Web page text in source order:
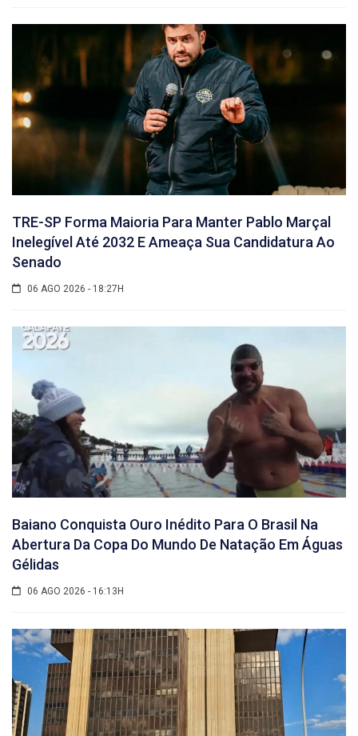
TRE-SP Forma Maioria Para Manter Pablo Marçal
Inelegível Até 2032 E Ameaça Sua Candidatura Ao
Senado
06 AGO 2026 - 18:27H
Baiano Conquista Ouro Inédito Para O Brasil Na
Abertura Da Copa Do Mundo De Natação Em Águas
Gélidas
06 AGO 2026 - 16:13H